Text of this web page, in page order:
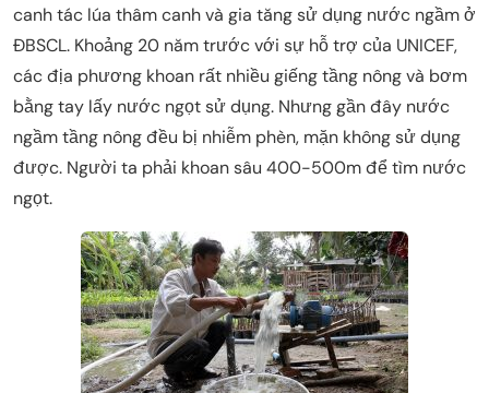
canh tác lúa thâm canh và gia tăng sử dụng nước ngầm ở
ĐBSCL. Khoảng 20 năm trước với sự hỗ trợ của UNICEF,
các địa phương khoan rất nhiều giếng tầng nông và bơm
bằng tay lấy nước ngọt sử dụng. Nhưng gần đây nước
ngầm tầng nông đều bị nhiễm phèn, mặn không sử dụng
được. Người ta phải khoan sâu 400-500m để tìm nước
ngọt.